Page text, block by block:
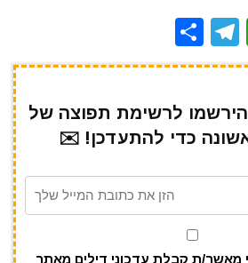
W
h
s
A
p
T
el
gr
a
m
h
e
לרשימת תפוצה של
כדי להתעדכן! ✉️
מאשר/ת קבלת עדכוני דילים מאתר